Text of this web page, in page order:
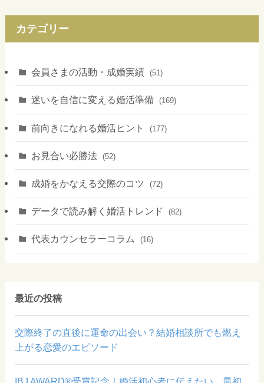
カテゴリー
会員さまの活動・成婚実績 (51)
迷いを自信に変える婚活準備 (169)
前向きになれる婚活ヒント (177)
お見合い必勝法 (52)
成婚をかなえる交際のコツ (72)
データで読み解く婚活トレンド (82)
代表カウンセラーコラム (16)
最近の投稿
交際終了の直後に運命の出会い？結婚相談所でも燃え
上がる恋愛のエピソード